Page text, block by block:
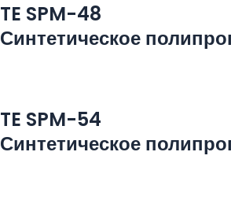
TE SPM-48
Синтетическое
TE SPM-54
Синтетическое